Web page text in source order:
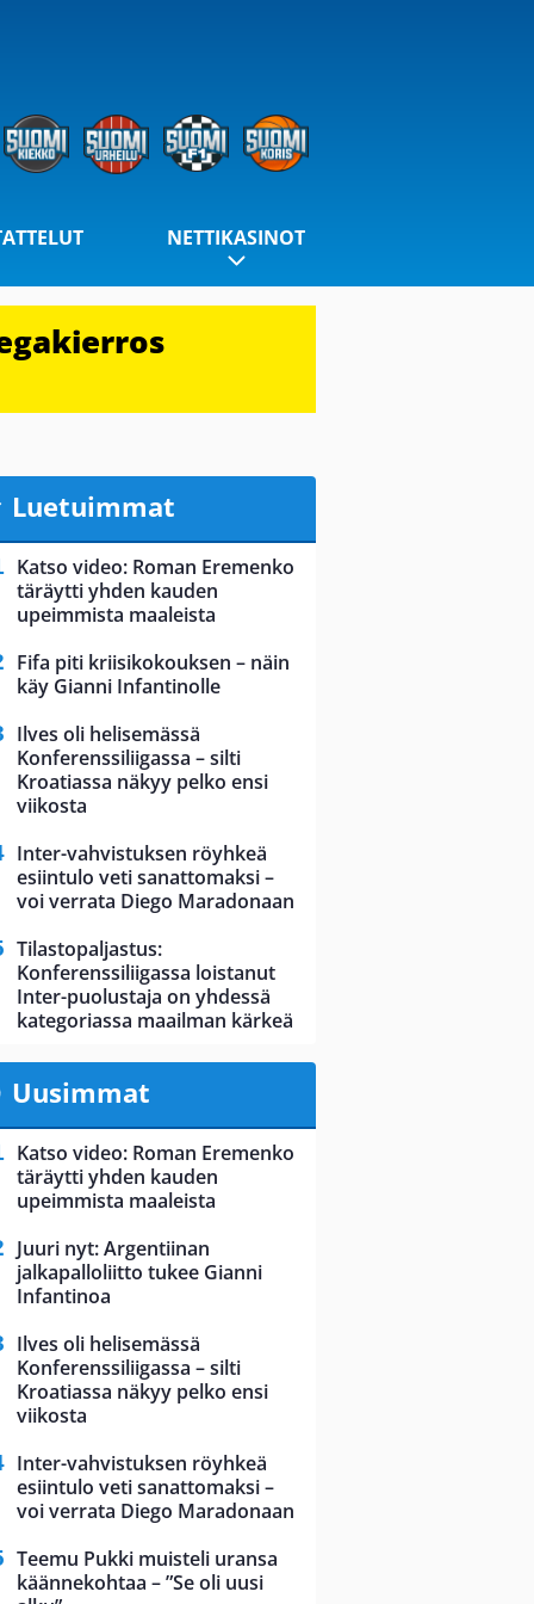
NETTIKASINOT
Luetuimmat
Katso video: Roman Eremenko
täräytti yhden kauden
upeimmista maaleista
Fifa piti kriisikokouksen – näin
käy Gianni Infantinolle
Ilves oli helisemässä
Konferenssiliigassa – silti
Kroatiassa näkyy pelko ensi
viikosta
Inter-vahvistuksen röyhkeä
esiintulo veti sanattomaksi –
voi verrata Diego Maradonaan
Tilastopaljastus:
Konferenssiliigassa loistanut
Inter-puolustaja on yhdessä
kategoriassa maailman kärkeä
Uusimmat
Katso video: Roman Eremenko
täräytti yhden kauden
upeimmista maaleista
Juuri nyt: Argentiinan
jalkapalloliitto tukee Gianni
Infantinoa
Ilves oli helisemässä
Konferenssiliigassa – silti
Kroatiassa näkyy pelko ensi
viikosta
Inter-vahvistuksen röyhkeä
esiintulo veti sanattomaksi –
voi verrata Diego Maradonaan
Teemu Pukki muisteli uransa
käännekohtaa – ”Se oli uusi